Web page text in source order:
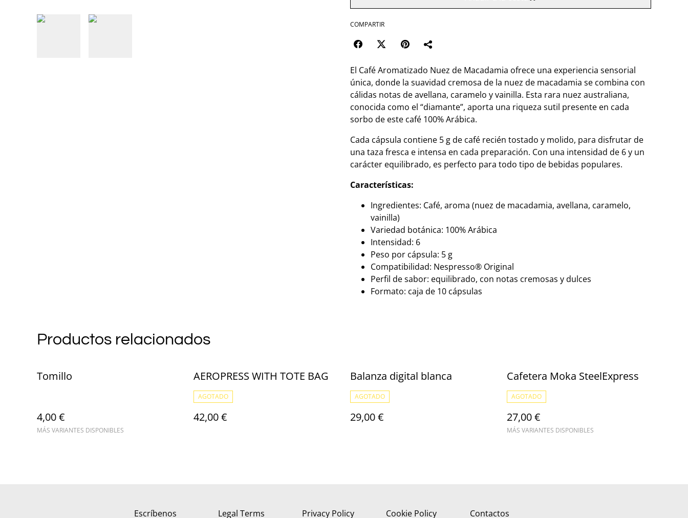
COMPARTIR
El Café Aromatizado Nuez de Macadamia ofrece una experiencia sensorial
única, donde la suavidad cremosa de la nuez de macadamia se combina con
cálidas notas de avellana, caramelo y vainilla. Esta rara nuez australiana,
conocida como el “diamante”, aporta una riqueza sutil presente en cada
sorbo de este café 100% Arábica.
Cada cápsula contiene 5 g de café recién tostado y molido, para disfrutar de
una taza fresca e intensa en cada preparación. Con una intensidad de 6 y un
carácter equilibrado, es perfecto para todo tipo de bebidas populares.
Características:
Ingredientes: Café, aroma (nuez de macadamia, avellana, caramelo,
vainilla)
Variedad botánica: 100% Arábica
Intensidad: 6
Peso por cápsula: 5 g
Compatibilidad: Nespresso® Original
Perfil de sabor: equilibrado, con notas cremosas y dulces
Formato: caja de 10 cápsulas
Productos relacionados
Tomillo
4,00 €
MÁS VARIANTES DISPONIBLES
AEROPRESS WITH TOTE BAG
AGOTADO
42,00 €
Balanza digital blanca
AGOTADO
29,00 €
Cafetera Moka SteelExpress
AGOTADO
27,00 €
MÁS VARIANTES DISPONIBLES
Escríbenos Legal Terms Privacy Policy Cookie Policy Contactos